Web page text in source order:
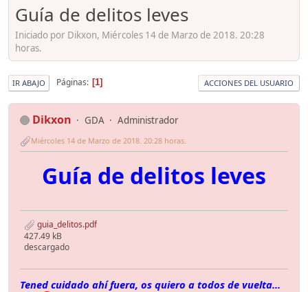
Guía de delitos leves
Iniciado por Dikxon, Miércoles 14 de Marzo de 2018. 20:28
horas.
IR ABAJO Páginas 1 ACCIONES DEL USUARIO
Dikxon GDA Administrador
Miércoles 14 de Marzo de 2018. 20:28 horas.
Guía de delitos leves
guia_delitos.pdf
427.49 kB
descargado
Tened cuidado ahí fuera, os quiero a todos de vuelta...